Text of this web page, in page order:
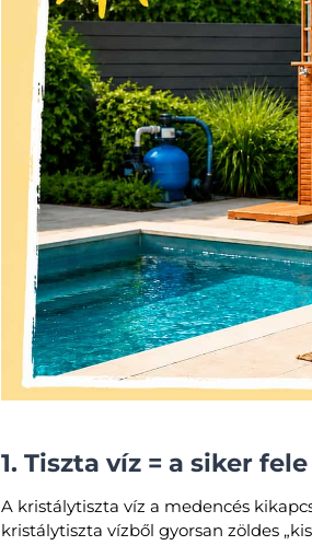
1. Tiszta víz = a siker fele
A kristálytiszta víz a medencés
kristálytiszta vízből gyorsan zöldes